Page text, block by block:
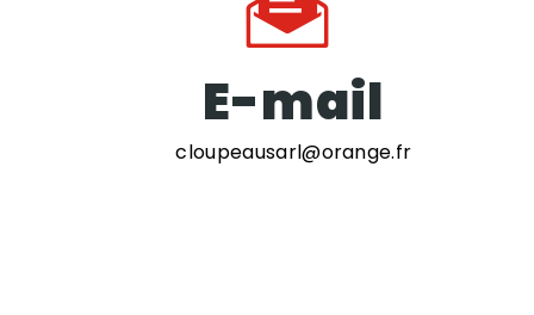
E-mail
cloupeausarl@orange.fr